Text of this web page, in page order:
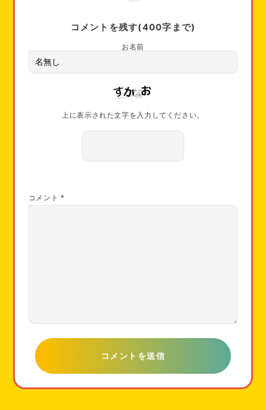
コメントを残す(400字まで)
お名前
上に表示された文字を入力してください。
コメント *